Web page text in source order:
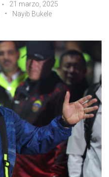
21 marzo, 2025
Nayib Bukele